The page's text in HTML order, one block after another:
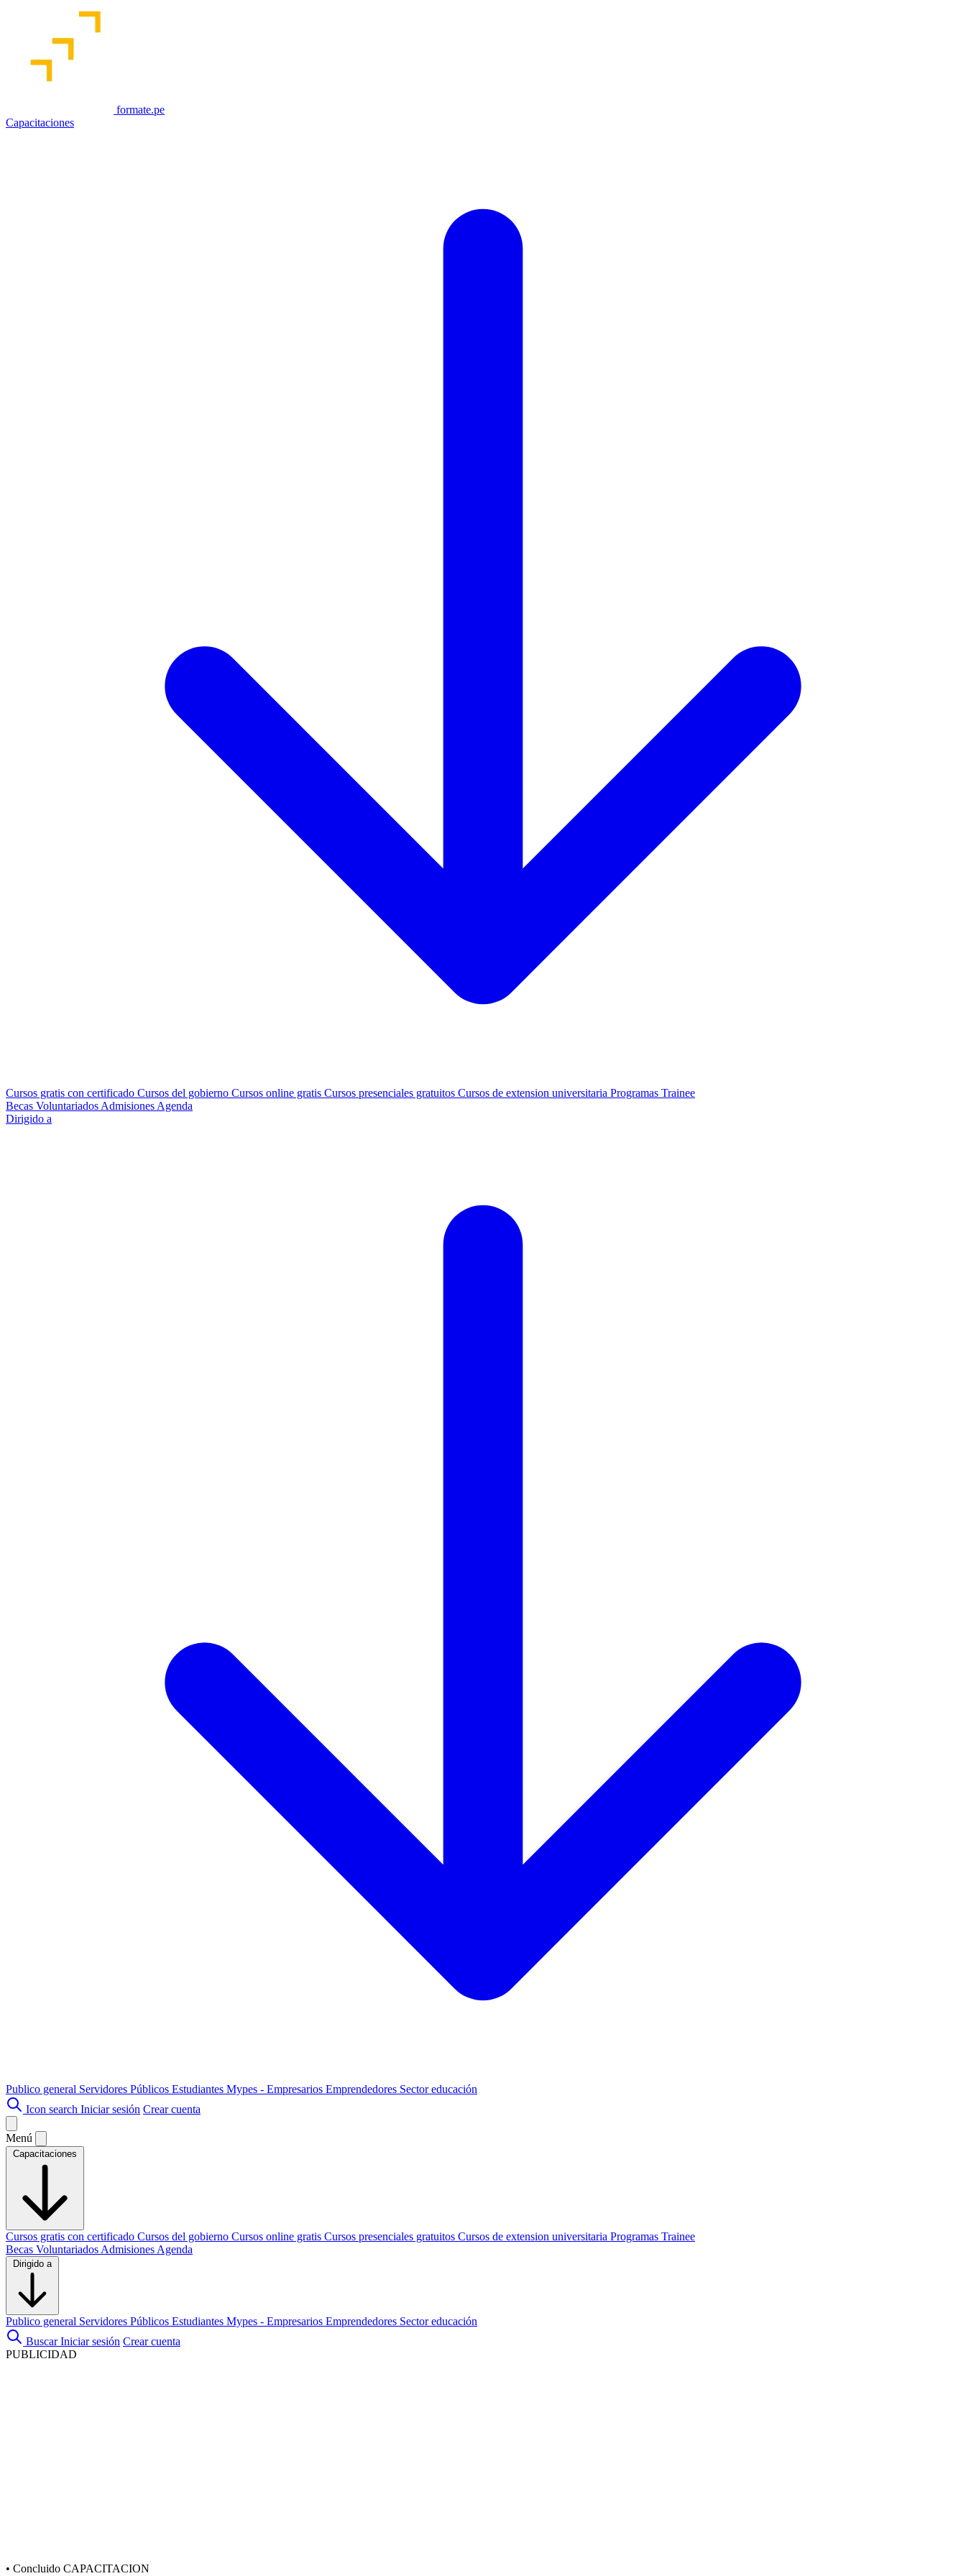
formate.pe
Capacitaciones
Cursos gratis con certificado Cursos del gobierno Cursos online gratis Cursos presenciales gratuitos Cursos de extension universitaria Programas Trainee
Becas Voluntariados Admisiones Agenda
Dirigido a
Publico general Servidores Públicos Estudiantes Mypes - Empresarios Emprendedores Sector educación
Icon search Iniciar sesión Crear cuenta
Menú
Capacitaciones
Cursos gratis con certificado Cursos del gobierno Cursos online gratis Cursos presenciales gratuitos Cursos de extension universitaria Programas Trainee
Becas Voluntariados Admisiones Agenda
Dirigido a
Publico general Servidores Públicos Estudiantes Mypes - Empresarios Emprendedores Sector educación
Buscar Iniciar sesión Crear cuenta
PUBLICIDAD
• Concluido CAPACITACION